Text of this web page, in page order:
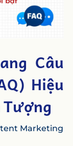
Câu
Hiệu
Marketing